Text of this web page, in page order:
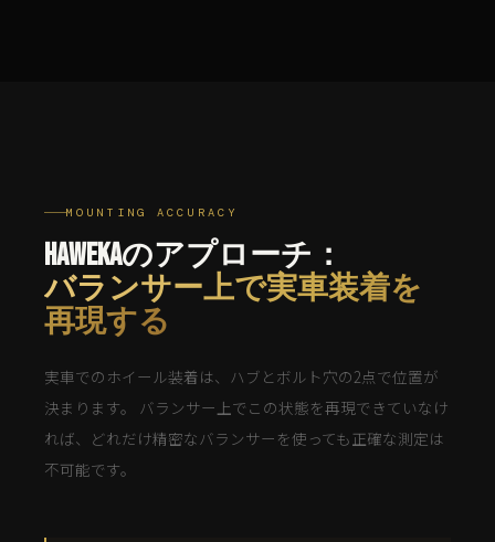
MOUNTING ACCURACY
HAWEKAのアプローチ：
バランサー上で実車装着を
再現する
実車でのホイール装着は、ハブとボルト穴の2点で位置が
決まります。 バランサー上でこの状態を再現できていなけ
れば、どれだけ精密なバランサーを使っても正確な測定は
不可能です。